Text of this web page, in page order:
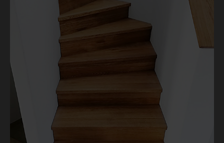
ab dem 31.08.2026
sind wir wieder für Sie da.
Betriebsurlaub
Wir haben Betriebsurlaub
vom 10.08.2026
bis 30.08.2026,
KW 33/34/35,
ab dem 31.08.2026
sind wir wieder für Sie da.